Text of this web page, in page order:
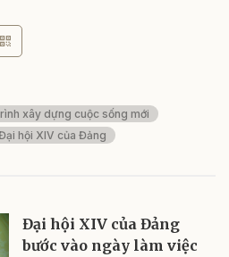
xây dựng cuộc sống mới
hội XIV của Đảng
Đại hội XIV của Đảng
bước vào ngày làm việc